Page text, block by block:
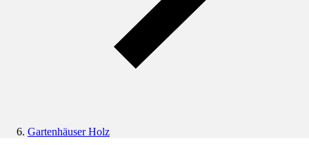
Gartenhäuser Holz